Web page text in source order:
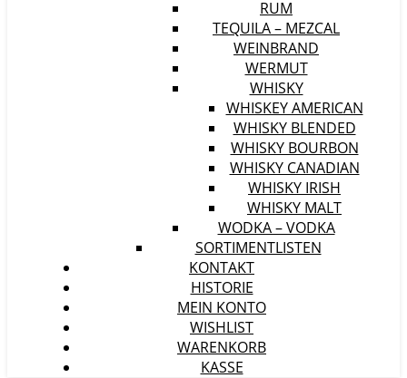
RUM
TEQUILA – MEZCAL
WEINBRAND
WERMUT
WHISKY
WHISKEY AMERICAN
WHISKY BLENDED
WHISKY BOURBON
WHISKY CANADIAN
WHISKY IRISH
WHISKY MALT
WODKA – VODKA
SORTIMENTLISTEN
KONTAKT
HISTORIE
MEIN KONTO
WISHLIST
WARENKORB
KASSE